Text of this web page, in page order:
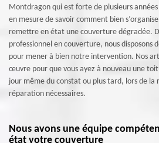
Montdragon qui est forte de plusieurs années
en mesure de savoir comment bien
remettre en état une couverture dégradée.
professionnel en couverture, nous disposons
pour mener à bien notre intervention. Nos
œuvre pour que vous ayez à nouveau une
jour même du constat ou plus tard, lors de la
réparation nécessaires.
Nous avons une équipe
état votre couverture